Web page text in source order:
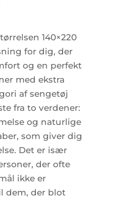
140×220
for dig, der
og en perfekt
med ekstra
af sengetøj
fra to verdener:
og naturlige
som giver dig
Det er især
der ofte
ikke er
dem, der blot